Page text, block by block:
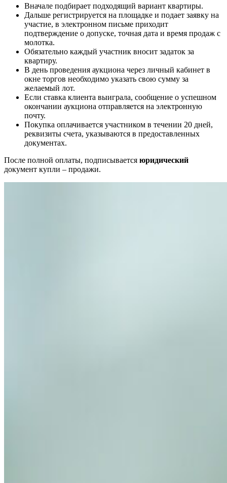
Вначале подбирает подходящий вариант квартиры.
Дальше регистрируется на площадке и подает заявку на
участие, в электронном письме приходит
подтверждение о допуске, точная дата и время продаж с
молотка.
Обязательно каждый участник вносит задаток за
квартиру.
В день проведения аукциона через личный кабинет в
окне торгов необходимо указать свою сумму за
желаемый лот.
Если ставка клиента выиграла, сообщение о успешном
окончании аукциона отправляется на электронную
почту.
Покупка оплачивается участником в течении 20 дней,
реквизиты счета, указываются в предоставленных
документах.
После полной оплаты, подписывается юридический
документ купли – продажи.